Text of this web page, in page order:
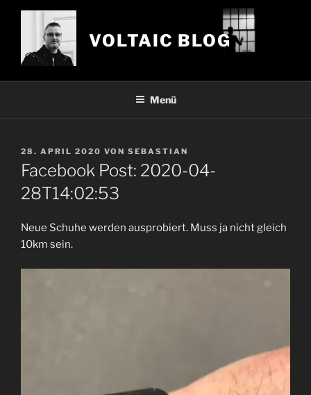
Zum
VOLTAIC BLOG
Menü
VERÖFFENTLICHT
AM
28. APRIL 2020 VON SEBASTIAN
Facebook Post: 2020-04-
28T14:02:53
Neue Schuhe werden ausprobiert. Muss ja nicht gleich
10km sein.